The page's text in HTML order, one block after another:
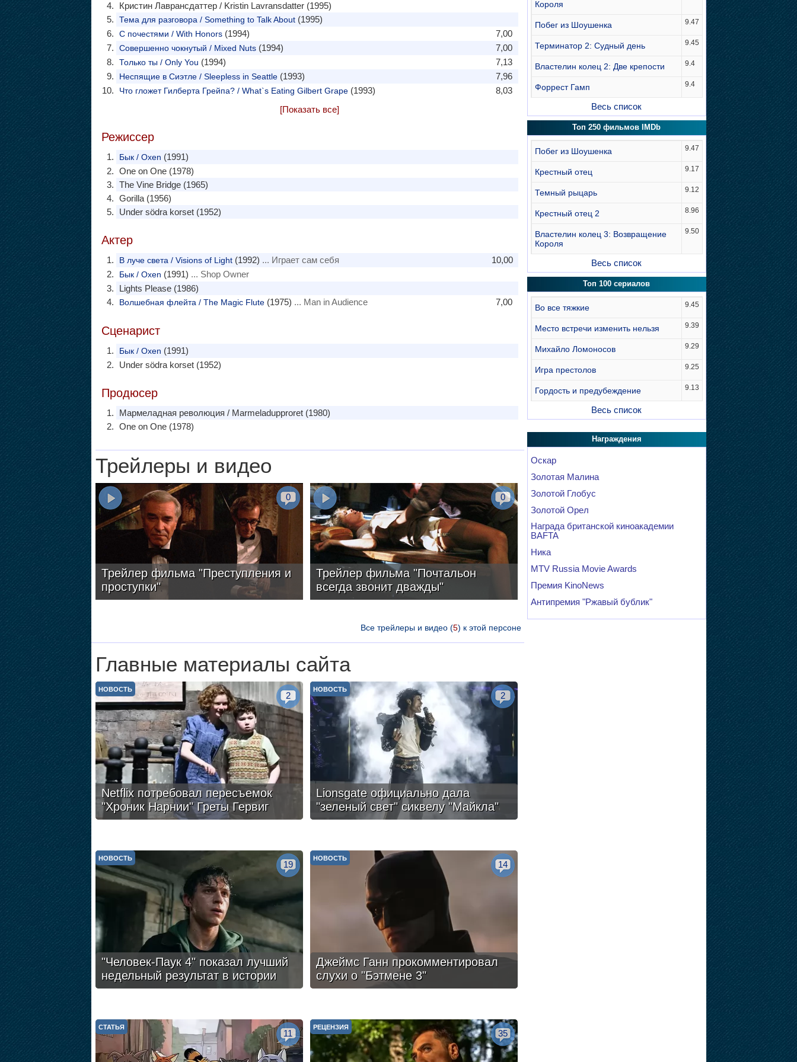
Кристин Лаврансдаттер / Kristin Lavransdatter (1995)
Тема для разговора / Something to Talk About(1995)
7,00
С почестями / With Honors(1994)
7,00
Совершенно чокнутый / Mixed Nuts(1994)
7,13
Только ты / Only You (1994)
7,96
Неспящие в Сиэтле / Sleepless in Seattle(1993)
8,03
Что гложет Гилберта Грейпа? / What`s Eating Gilbert Grape(1993)
[Показать все]
Режиссер
Бык / Oxen (1991)
One on One (1978)
The Vine Bridge (1965)
Gorilla (1956)
Under södra korset (1952)
Актер
10,00
В луче света / Visions of Light(1992) ... Играет сам себя
Бык / Oxen (1991) ... Shop Owner
Lights Please (1986)
7,00
Волшебная флейта / The Magic Flute(1975) ... Man in Audience
Сценарист
Бык / Oxen (1991)
Under södra korset (1952)
Продюсер
Мармеладная революция / Marmeladupproret (1980)
One on One (1978)
Трейлеры и видео
Трейлер фильма "Преступления и
проступки"
0
Трейлер фильма "Почтальон
всегда звонит дважды"
0
Все трейлеры и видео (5) к этой персоне
Главные материалы сайта
Netflix потребовал пересъемок
"Хроник Нарнии" Греты Гервиг
НОВОСТЬ
2
Lionsgate официально дала
"зеленый свет" сиквелу "Майкла"
НОВОСТЬ
2
"Человек-Паук 4" показал лучший
недельный результат в истории
НОВОСТЬ
19
Джеймс Ганн прокомментировал
слухи о "Бэтмене 3"
НОВОСТЬ
14
СТАТЬЯ
11
РЕЦЕНЗИЯ
35
Короля
Побег из Шоушенка 9.47
Терминатор 2: Судный день 9.45
Властелин колец 2: Две крепости 9.4
Форрест Гамп 9.4
Весь список
Топ 250 фильмов IMDb
Побег из Шоушенка 9.47
Крестный отец 9.17
Темный рыцарь 9.12
Крестный отец 2 8.96
Властелин колец 3: Возвращение
Короля
9.50
Весь список
Топ 100 сериалов
Во все тяжкие 9.45
Место встречи изменить нельзя 9.39
Михайло Ломоносов 9.29
Игра престолов 9.25
Гордость и предубеждение 9.13
Весь список
Награждения
Оскар
Золотая Малина
Золотой Глобус
Золотой Орел
Награда британской киноакадемии
BAFTA
Ника
MTV Russia Movie Awards
Премия KinoNews
Антипремия "Ржавый бублик"